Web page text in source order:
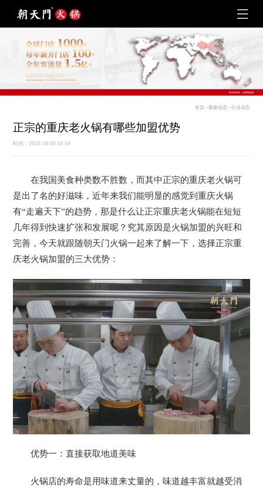
首页 >最新动态> 行业动态
正宗的重庆老火锅有哪些加盟优势
时间：2019-10-30 10:54
在我国美食种类数不胜数，而其中正宗的重庆老火锅可
是出了名的好滋味，近年来我们能明显的感觉到重庆火锅
有“走遍天下”的趋势，那是什么让正宗重庆老火锅能在短短
几年得到快速扩张和发展呢？究其原因是火锅加盟的兴旺和
完善，今天就跟随朝天门火锅一起来了解一下，选择正宗重
庆老火锅加盟的三大优势：
优势一：直接获取地道美味
火锅店的寿命是用味道来丈量的，味道越丰富就越受消